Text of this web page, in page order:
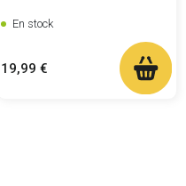
En stock
Prix
19,99 €